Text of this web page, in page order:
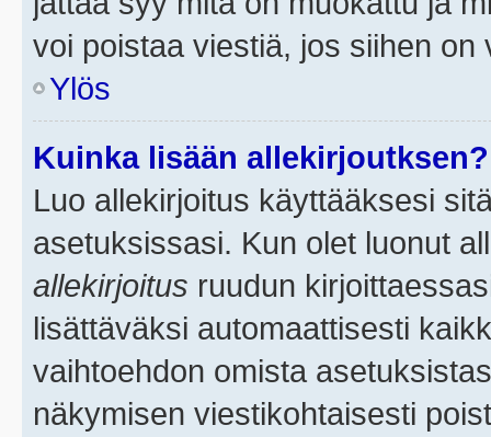
voi poistaa viestiä, jos siihen on
Ylös
Kuinka lisään allekirjoutksen?
Luo allekirjoitus käyttääksesi
asetuksissasi. Kun olet luonut
allekirjoitus ruudun
lisättäväksi automaattisesti
vaihtoehdon omista
näkymisen viestikohtaisesti